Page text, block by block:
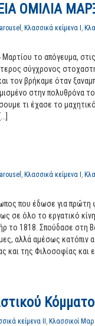
ΟΜΙΛΙΑ
, Κλασσικά κείμενα Ι ,
Μαρτίου το απόγευμα,
σύγχρονος
τον βρήκαμε όταν
στην πολυθρόνα
τι έχασε το
, Κλασσικά κείμενα Ι ,
που έδωσε για πρώτη
σε όλο το εργατικό
το 1818. Σπούδασε στη
αλλά αμέσως κατόπιν
και της Φιλοσοφίας και
κείμενα ΙΙ , Κλασσικοί